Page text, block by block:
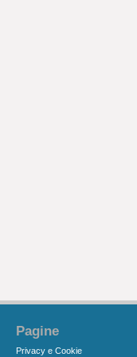
Pagine
Privacy e Cookie